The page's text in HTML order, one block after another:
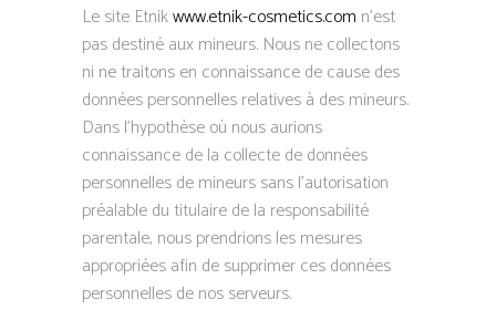
Le site Etnikwww.etnik-cosmetics.com n’est
pas destiné aux mineurs. Nous ne collectons
ni ne traitons en connaissance de cause des
données personnelles relatives à des mineurs.
Dans l’hypothèse où nous aurions
connaissance de la collecte de données
personnelles de mineurs sans l’autorisation
préalable du titulaire de la responsabilité
parentale, nous prendrions les mesures
appropriées afin de supprimer ces données
personnelles de nos serveurs.